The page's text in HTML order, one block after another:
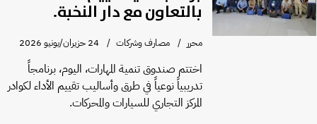
بالتعاون مع دار النخبة.
محرر مصارف وشركات 24 حزيران/يونيو 2026
اختتم صندوق تنمية المهارات، اليوم، برنامجاً
تدريبياً نوعياً في طرق وأساليب تقييم الأداء لكوادر
المركز التجاري للسيارات والمحركات.